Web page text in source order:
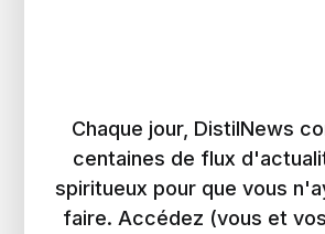
Chaque jour, DistilNews
centaines de flux
spiritueux pour que vous
faire. Accédez (vous et